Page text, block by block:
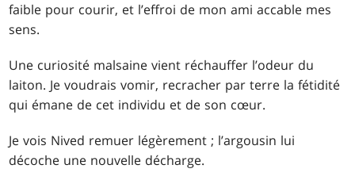
faible pour courir, et l’effroi de mon ami accable mes
sens.
Une curiosité malsaine vient réchauffer l’odeur du
laiton. Je voudrais vomir, recracher par terre la fétidité
qui émane de cet individu et de son cœur.
Je vois Nived remuer légèrement ; l’argousin lui
décoche une nouvelle décharge.